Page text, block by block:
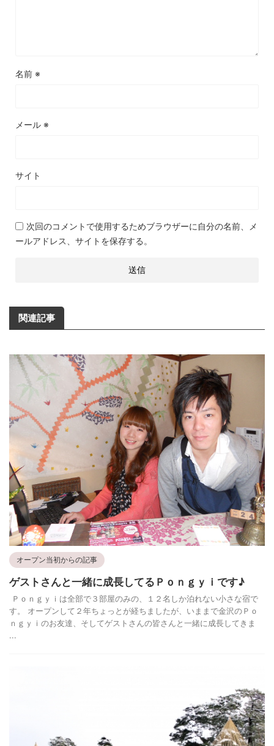
名前 ※
メール ※
サイト
次回のコメントで使用するためブラウザーに自分の名前、メ
ールアドレス、サイトを保存する。
関連記事
オープン当初からの記事
ゲストさんと一緒に成長してるＰｏｎｇｙｉです♪
Ｐｏｎｇｙｉは全部で３部屋のみの、１２名しか泊れない小さな宿で
す。 オープンして２年ちょっとが経ちましたが、いままで金沢のＰｏ
ｎｇｙｉのお友達、そしてゲストさんの皆さんと一緒に成長してきま
...